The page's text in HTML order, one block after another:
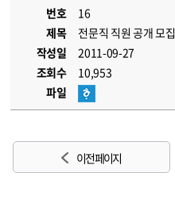
번호
16
제목
전문직 직원 공개 모집
작성일
2011-09-27
조회수
10,953
파일
이전 페이지